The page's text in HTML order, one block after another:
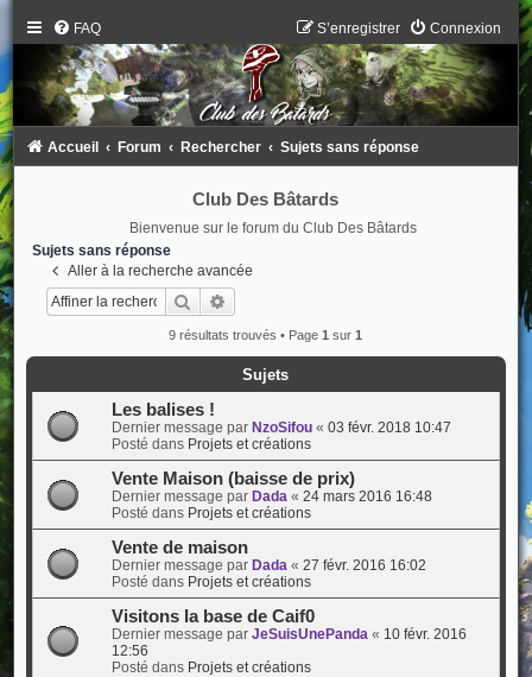
FAQ Connexion
S’enregistrer
Accueil Forum Rechercher Sujets sans réponse
Club Des Bâtards
Bienvenue sur le forum du Club Des Bâtards
Sujets sans réponse
Aller à la recherche avancée
Rechercher
9 résultats trouvés • Page1 sur1
Sujets
Les balises !
Dernier message par NzoSifou« 03 févr. 2018 10:47
Posté dans Projets et créations
Vente Maison (baisse de prix)
Dernier message par Dada « 24 mars 2016 16:48
Posté dans Projets et créations
Vente de maison
Dernier message par Dada « 27 févr. 2016 16:02
Posté dans Projets et créations
Visitons la base de Caif0
Dernier message par JeSuisUnePanda « 10 févr. 2016
12:56
Posté dans Projets et créations